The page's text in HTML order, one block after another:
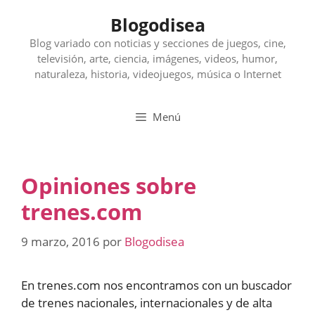
contenido
Blogodisea
Blog variado con noticias y secciones de juegos, cine,
televisión, arte, ciencia, imágenes, videos, humor,
naturaleza, historia, videojuegos, música o Internet
Menú
Opiniones sobre
trenes.com
9 marzo, 2016 por Blogodisea
En trenes.com nos encontramos con un buscador
de trenes nacionales, internacionales y de alta